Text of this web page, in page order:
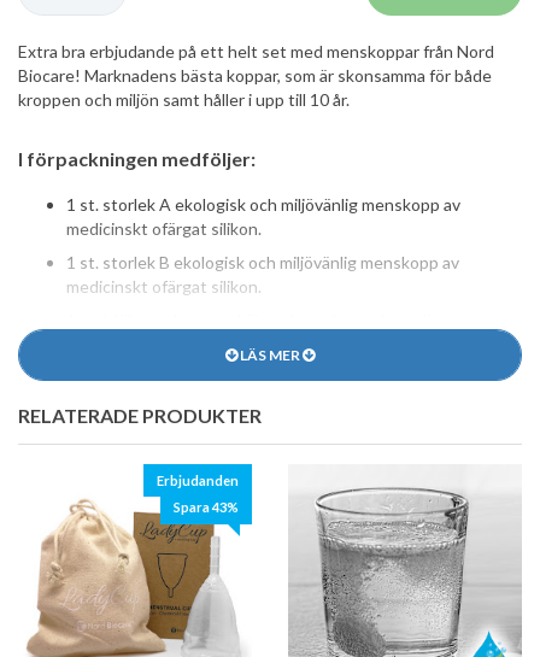
Extra bra erbjudande på ett helt set med menskoppar från Nord
Biocare! Marknadens bästa koppar, som är skonsamma för både
kroppen och miljön samt håller i upp till 10 år.
I förpackningen medföljer:
1 st. storlek A ekologisk och miljövänlig menskopp av
medicinskt ofärgat silikon.
1 st. storlek B ekologisk och miljövänlig menskopp av
medicinskt ofärgat silikon.
1 instruktionsfolder, som bör läsas innan användning.
Levereras i en snygg box av återanvänt papper.
Miljövänlig menskopp
LadyCup är vår mest ekologiska och miljövänliga menskopp.
Tillverkad av det danska företaget Nord Biocare av 100%
medicinskt silikon och fri från skadliga, hormonstörande och
allergiframkallande ämnen. Koppen är också fri från skadliga
ftalater, som kan upptas av kroppen.
Ett sundare alternativ till bindor och tamponger
LÄS MER
RELATERADE PRODUKTER
Erbjudanden
Spara 43%